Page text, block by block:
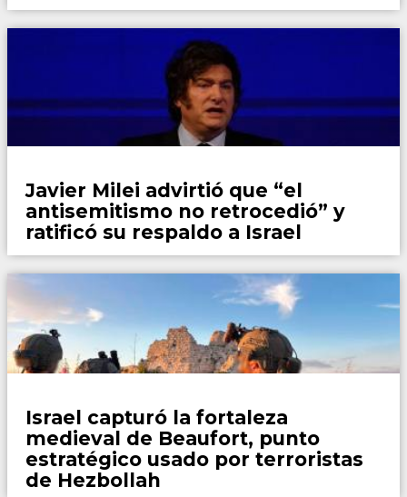
Javier Milei advirtió que “el
antisemitismo no retrocedió” y
ratificó su respaldo a Israel
Israel capturó la fortaleza
medieval de Beaufort, punto
estratégico usado por terroristas
de Hezbollah